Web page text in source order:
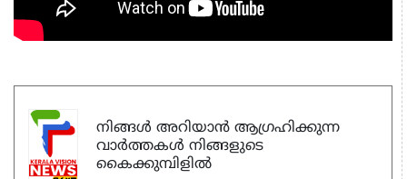
നിങ്ങൾ അറിയാൻ ആഗ്രഹിക്കുന്ന
വാർത്തകൾ നിങ്ങളുടെ
കൈക്കുമ്പിളിൽ